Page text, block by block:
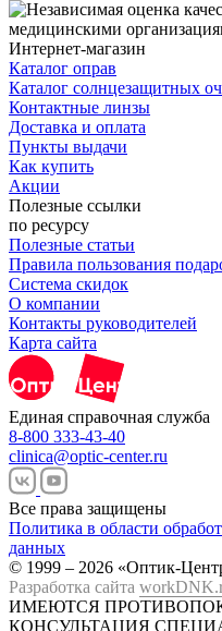
Интернет-магазин
Каталог оправ
Каталог солнцезащитных
Контактные линзы
Доставка и оплата
Пункты выдачи
Как купить
Акции
Полезные ссылки
по ресурсу
Полезные статьи
Правила пользования
Система скидок
О компании
Контакты руководителей
Карта сайта
Единая справочная служба
8-800 333-43-40
clinica@optic-center.ru
Все права защищены
Политика в области
данных
© 1999 – 2026 «Оптик-
Разработка сайта
ИМЕЮТСЯ
КОНСУЛЬТАЦИЯ